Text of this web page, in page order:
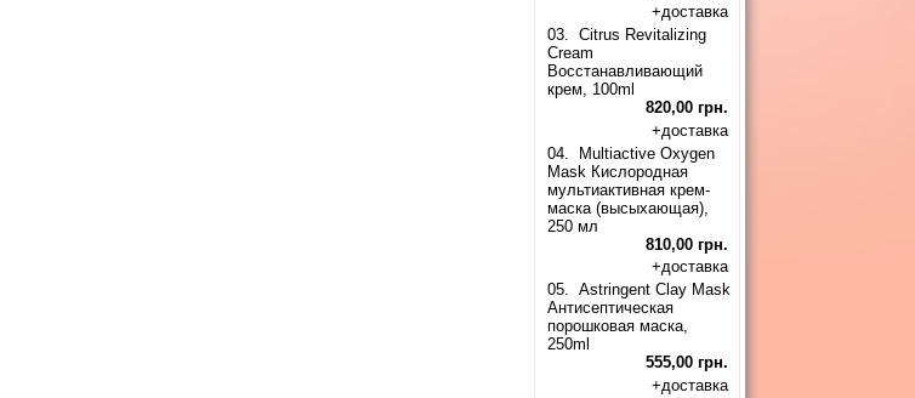
+доставка
03.Citrus Revitalizing
Cream
Восстанавливающий
крем, 100ml
820,00 грн.
+доставка
04. Multiactive Oxygen
Mask Кислородная
мультиактивная крем-
маска (высыхающая),
250 мл
810,00 грн.
+доставка
05.Astringent Clay Mask
Антисептическая
порошковая маска,
250ml
555,00 грн.
+доставка